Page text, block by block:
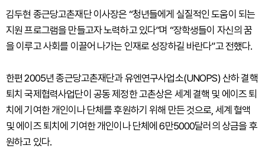
김두현 종근당고촌재단 이사장은 “청년들에게 실질적인 도움이 되는
지원 프로그램을 만들고자 노력하고 있다”며 “장학생들이 자신의 꿈
을 이루고 사회를 이끌어 나가는 인재로 성장하길 바란다”고 전했다.
한편 2005년 종근당고촌재단과 유엔연구사업소(UNOPS) 산하 결핵
퇴치 국제협력사업단이 공동 제정한 고촌상은 세계 결핵 및 에이즈 퇴
치에 기여한 개인이나 단체를 후원하기 위해 만든 것으로, 세계 혈액
및 에이즈 퇴치에 기여한 개인이나 단체에 6만5000달러의 상금을 후
원하고 있다.